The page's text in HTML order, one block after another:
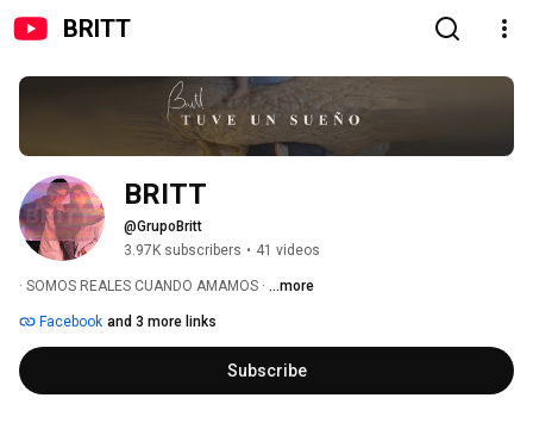
BRITT
BRITT
@GrupoBritt
3.97K subscribers • 41 videos
· SOMOS REALES CUANDO AMAMOS · ...more
Facebook and 3 more links
Subscribe